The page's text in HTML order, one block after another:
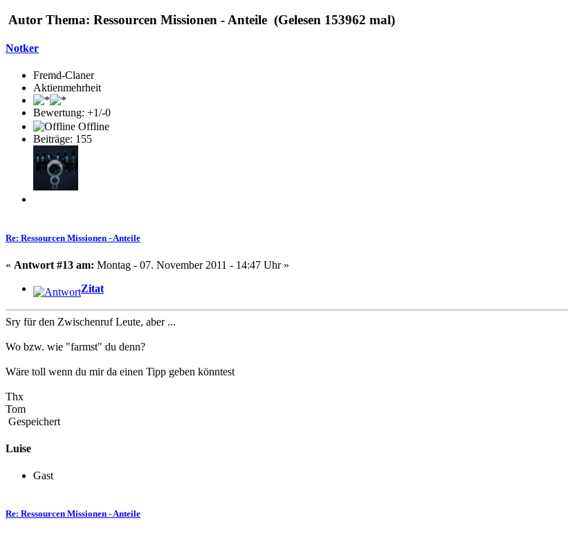
Autor Thema: Ressourcen Missionen - Anteile (Gelesen 153962 mal)
Notker
Fremd-Claner
Aktienmehrheit
Bewertung: +1/-0
Offline
Beiträge: 155
Re: Ressourcen Missionen - Anteile
« Antwort #13 am: Montag - 07. November 2011 - 14:47 Uhr »
Zitat
Sry für den Zwischenruf Leute, aber ...
Wo bzw. wie "farmst" du denn?
Wäre toll wenn du mir da einen Tipp geben könntest
Thx
Tom
Gespeichert
Luise
Gast
Re: Ressourcen Missionen - Anteile